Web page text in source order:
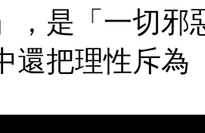
，是「一切邪
還把理性斥為